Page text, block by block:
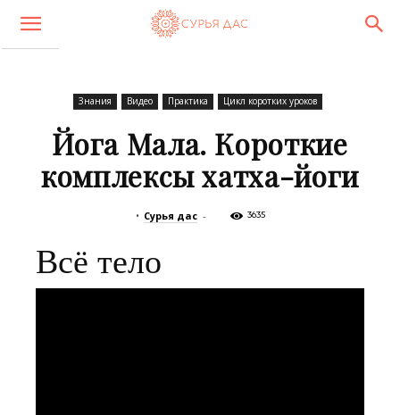
Знания Видео Практика Цикл коротких уроков
Йога Мала. Короткие
комплексы хатха-йоги
• Сурья дас - 3635
Всё тело